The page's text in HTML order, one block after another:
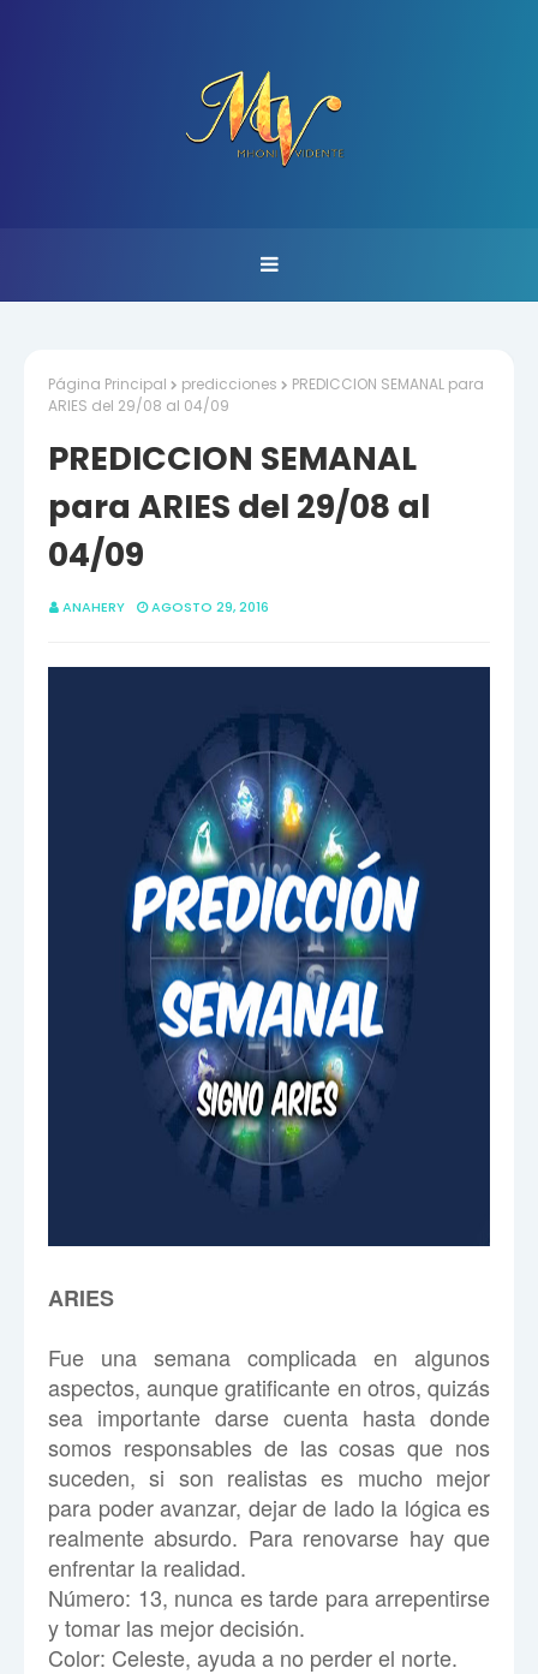
Página Principal predicciones
PREDICCION SEMANAL para
ARIES del 29/08 al 04/09
PREDICCION SEMANAL
para ARIES del 29/08 al
04/09
ANAHERY AGOSTO 29, 2016
ARIES
Fue una semana complicada en algunos
aspectos, aunque gratificante en otros, quizás
sea importante darse cuenta hasta donde
somos responsables de las cosas que nos
suceden, si son realistas es mucho mejor
para poder avanzar, dejar de lado la lógica es
realmente absurdo. Para renovarse hay que
enfrentar la realidad.
Número: 13, nunca es tarde para arrepentirse
y tomar las mejor decisión.
Color: Celeste, ayuda a no perder el norte.